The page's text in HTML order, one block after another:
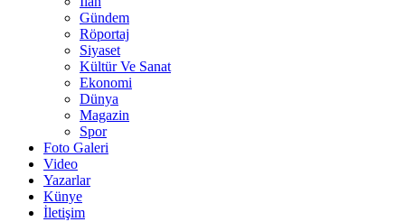
Gündem
Röportaj
Siyaset
Kültür Ve Sanat
Ekonomi
Dünya
Magazin
Spor
Foto Galeri
Video
Yazarlar
Künye
İletişim